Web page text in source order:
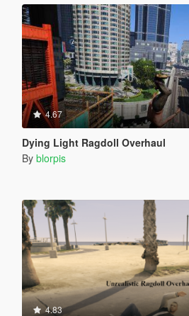
4.67
Dying Light Ragdoll Overhaul
By blorpis
4.83